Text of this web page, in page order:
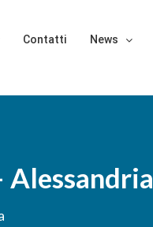
Contatti News
Alessandria